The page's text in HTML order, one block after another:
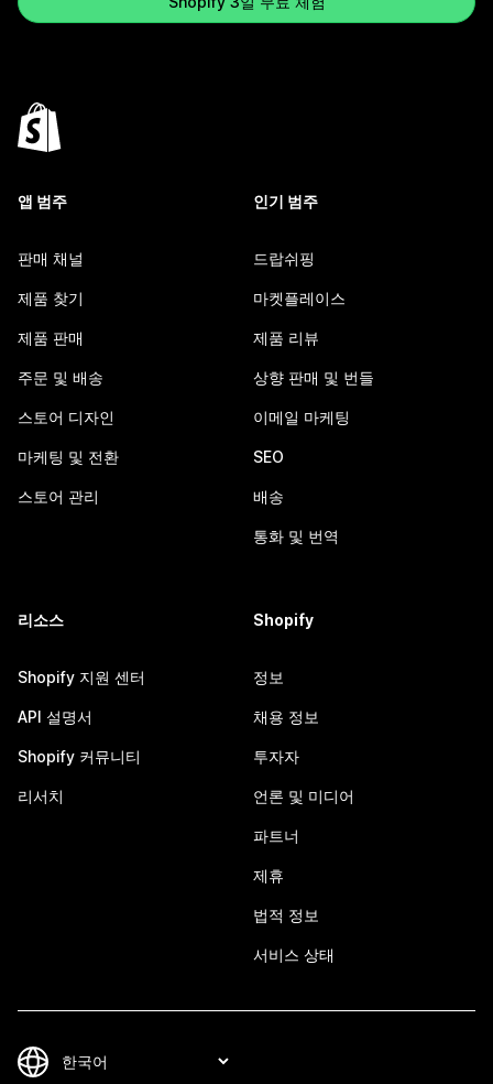
앱 범주
판매 채널
제품 찾기
제품 판매
주문 및 배송
스토어 디자인
마케팅 및 전환
스토어 관리
인기 범주
드랍쉬핑
마켓플레이스
제품 리뷰
상향 판매 및 번들
이메일 마케팅
SEO
배송
통화 및 번역
리소스
Shopify 지원 센터
API 설명서
Shopify 커뮤니티
리서치
Shopify
정보
채용 정보
투자자
언론 및 미디어
파트너
제휴
법적 정보
서비스 상태